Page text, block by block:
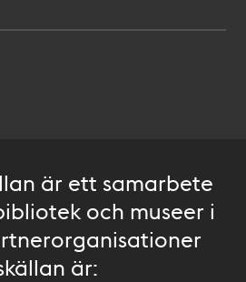
är ett samarbete
och museer i
är: